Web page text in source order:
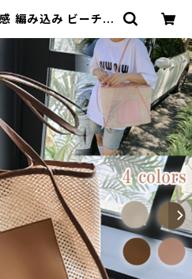
編み込み ビーチバ
バッグ | Kinshuu